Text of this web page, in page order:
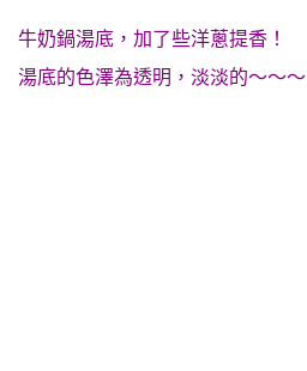
牛奶鍋湯底，加了些洋蔥提香！
湯底的色澤為透明，淡淡的～～～